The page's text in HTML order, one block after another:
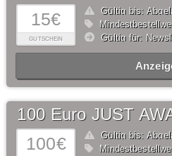
15€
GUTSCHEIN
Gültig bis:
Gültig für:
100€
100 Euro JUST
Gültig bis: